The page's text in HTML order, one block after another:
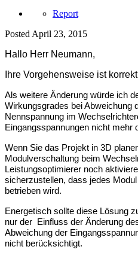
Report
Posted April 23, 2015
Hallo Herr Neumann,
Ihre Vorgehensweise ist
Als weitere Änderung würde ich
Wirkungsgrades bei Abweichung
Nennspannung im
Eingangsspannungen nicht mehr
Wenn Sie das Projekt in 3D
Modulverschaltung beim
Leistungsoptimierer noch
sicherzustellen, dass jedes
betrieben wird.
Energetisch sollte diese Lösung
nur der Einfluss der Änderung
Abweichung der
nicht berücksichtigt.